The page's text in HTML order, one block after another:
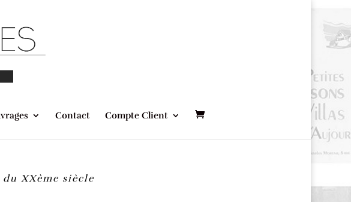
Contact Compte Client
XXème siècle